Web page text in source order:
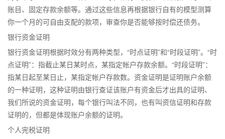
账目、固定存款余额等。通过这些信息再根据银行自有的模型测算
你一个月的可自由支配的款项，审查你是否能够按时偿还债务。
银行资金证明
银行资金证明根据时效分有两种类型，“时点证明”和“时段证明”。“时
点证明”：指截止某日某时点，某指定帐户存款余额。“时段证明”：
指某日起至某日止，某指定帐户存款数。资金证明是证明账户余额
的一种证明，这种证明由银行查证该账户有资金后才出具的证明、
我们所说的资金证明，每个银行叫法不同，也有叫资信证明和存款
证明的，但都是体现账户余额的证明。
个人完税证明